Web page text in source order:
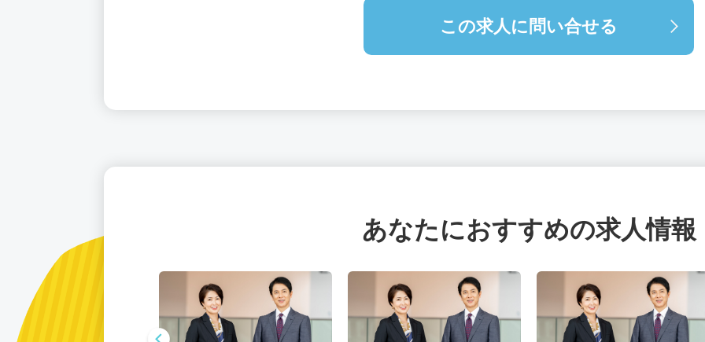
この求人に問い合せる
あなたにおすすめの求人情報